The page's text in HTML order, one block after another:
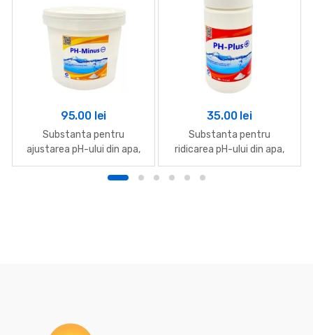
95.00 lei
Substanta pentru
ajustarea pH-ului din apa,
PH-Minus 5kg
35.00 lei
Substanta pentru
ridicarea pH-ului din apa,
PH-Plus 1 kg